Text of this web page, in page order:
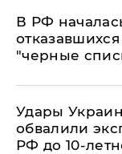
​В РФ
"черные
Удары
обвалили
РФ до 10-